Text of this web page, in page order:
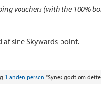
vouchers (with the 100%
af sine Skywards-point.
1 anden person "Synes godt om